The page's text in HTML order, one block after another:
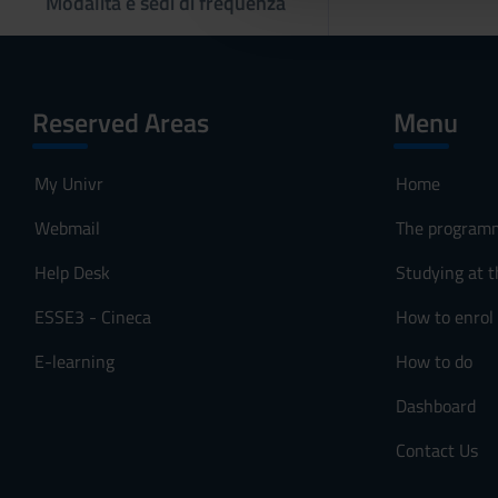
Reserved Areas
My Univr
Webmail
Help Desk
ESSE3 - Cineca
E-learning
Menu
Home
The
Studying at
How to enrol
How to do
Dashboard
Contact Us